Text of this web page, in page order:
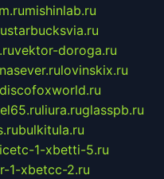
mishinlab.ru
starbucksvia.ru
vektor-doroga.ru
lovinskix.ru
discofoxworld.ru
liura.ruglasspb.ru
bulkitula.ru
1-xbetti-5.ru
1-xbetcc-2.ru